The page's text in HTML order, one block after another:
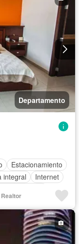
Departamento
Estacionamiento
integral
Internet
Ascensor
amoblado
Realtor